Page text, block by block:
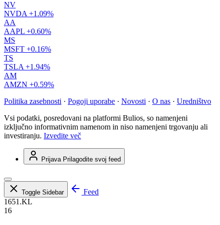
NV
NVDA +1.09%
AA
AAPL +0.60%
MS
MSFT +0.16%
TS
TSLA +1.94%
AM
AMZN +0.59%
Politika zasebnosti · Pogoji uporabe · Novosti · O nas · Uredništvo
Vsi podatki, posredovani na platformi Bulios, so namenjeni
izključno informativnim namenom in niso namenjeni trgovanju ali
investiranju. Izvedite več
Prijava Prilagodite svoj feed
Toggle Sidebar
Feed
1651.KL
16